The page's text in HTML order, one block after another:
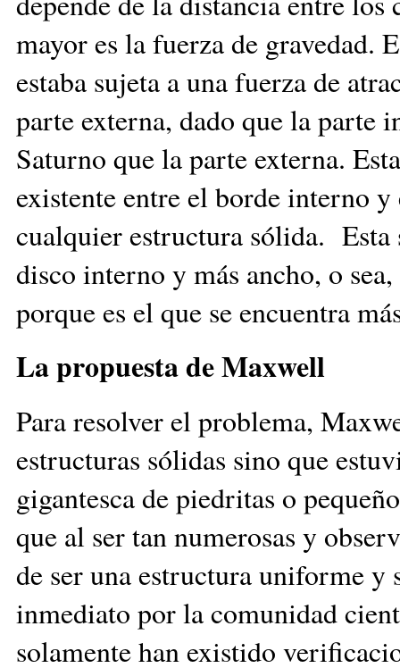
mayor es la fuerza de gravedad.
estaba sujeta a una fuerza de
parte externa, dado que la parte
Saturno que la parte externa.
existente entre el borde interno
cualquier estructura sólida. Esta
disco interno y más ancho, o
porque es el que se encuentra
La propuesta de Maxwell
Para resolver el problema,
estructuras sólidas sino que
gigantesca de piedritas o
que al ser tan numerosas y
de ser una estructura uniforme y
inmediato por la comunidad
solamente han existido